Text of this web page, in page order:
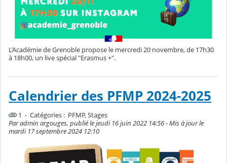
L’Académie de Grenoble propose le mercredi 20 novembre, de 17h30
à 18h00, un live spécial "Erasmus +".
Calendrier des PFMP 2024-2025
1 - Catégories : PFMP, Stages
Par admin argouges, publié le jeudi 16 juin 2022 14:56 - Mis à jour le
mardi 17 septembre 2024 12:10